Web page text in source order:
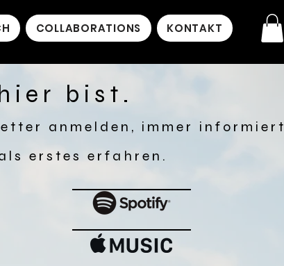
COLLABORATIONS KONTAKT
bist.
anmelden, immer informiert
erstes erfahren.